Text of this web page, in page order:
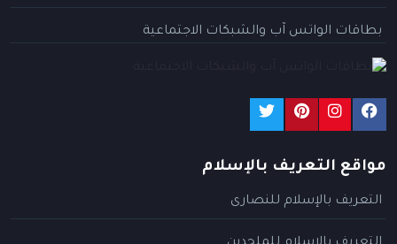
بطاقات الواتس آب والشبكات الاجتماعية
مواقع التعريف بالإسلام
التعريف بالإسلام للنصارى